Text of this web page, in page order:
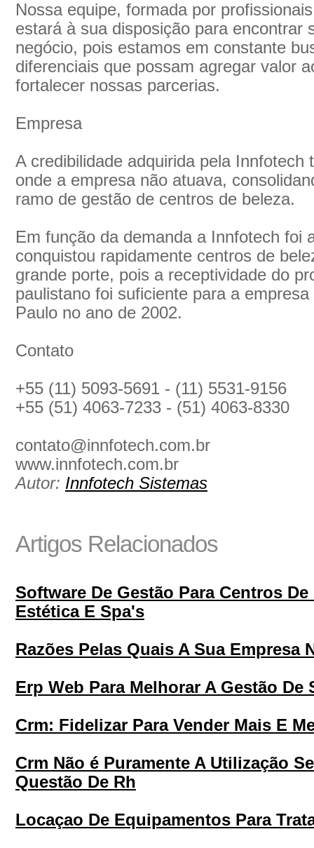
Nossa equipe, formada por
estará à sua disposição para encontrar
negócio, pois estamos em constante
diferenciais que possam agregar valor
fortalecer nossas parcerias.
Empresa
A credibilidade adquirida pela Innfotech
onde a empresa não atuava,
ramo de gestão de centros de beleza.
Em função da demanda a Innfotech foi
conquistou rapidamente centros de
grande porte, pois a receptividade do
paulistano foi suficiente para a
Paulo no ano de 2002.
Contato
+55 (11) 5093-5691 - (11) 5531-9156
+55 (51) 4063-7233 - (51) 4063-8330
contato@innfotech.com.br
www.innfotech.com.br
Autor: Innfotech Sistemas
Artigos Relacionados
Software De Gestão Para Centros
Estética E Spa's
Razões Pelas Quais A Sua Empresa
Erp Web Para Melhorar A Gestão De
Crm: Fidelizar Para Vender Mais E
Crm Não é Puramente A Utilização
Questão De Rh
Locaçao De Equipamentos Para